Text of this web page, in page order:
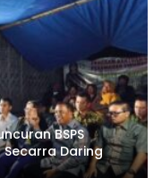
BSPS
Secarra Daring